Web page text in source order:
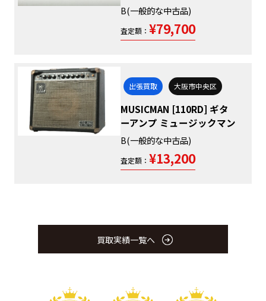
B(一般的な中古品)
査定額： ¥79,700
出張買取 大阪市中央区
MUSICMAN [110RD] ギタ
ーアンプ ミュージックマン
B(一般的な中古品)
査定額： ¥13,200
買取実績一覧へ